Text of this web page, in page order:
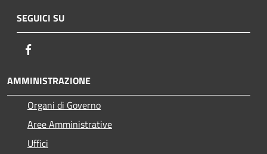
SEGUICI SU
AMMINISTRAZIONE
Organi di Governo
Aree Amministrative
Uffici